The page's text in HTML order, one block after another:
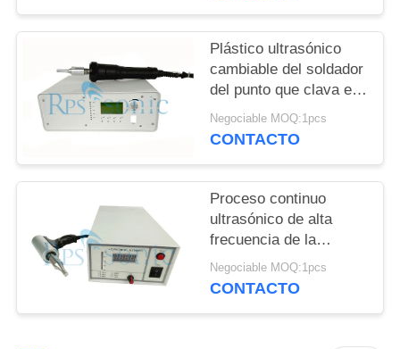
PRIVACIDAD
Plástico ultrasónico
cambiable del soldador
del punto que clava el
soldador ultrasónico de
la mano
Negociable MOQ:1pcs
CONTACTO
Proceso continuo
ultrasónico de alta
frecuencia de la
soldadura por puntos
Negociable MOQ:1pcs
CONTACTO